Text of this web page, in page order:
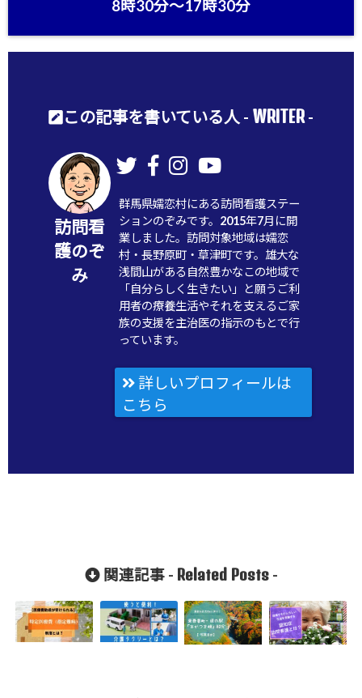
8時30分〜17時30分
この記事を書いている人 - WRITER-
訪問看
護のぞ
み
群馬県嬬恋村にある訪問看護ステー
ションのぞみです。2015年7月に開
業しました。訪問対象地域は嬬恋
村・長野原町・草津町です。雄大な
浅間山がある自然豊かなこの地域で
「自分らしく生きたい」と願うご利
用者の療養生活やそれを支えるご家
族の支援を主治医の指示のもとで行
っています。
詳しいプロフィールは
こちら
関連記事 - Related Posts-